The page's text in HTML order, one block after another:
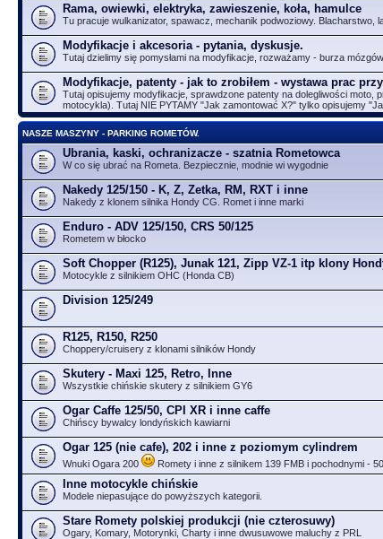
Rama, owiewki, elektryka, zawieszenie, koła, hamulce
Tu pracuje wulkanizator, spawacz, mechanik podwoziowy. Blacharstwo,
Modyfikacje i akcesoria - pytania, dyskusje.
Tutaj dzielimy się pomysłami na modyfikacje, rozważamy - burza mózgów.
Modyfikacje, patenty - jak to zrobiłem - wystawa prac
Tutaj opisujemy modyfikacje, sprawdzone patenty na dolegliwości moto,
motocykla). Tutaj NIE PYTAMY "Jak zamontować X?" tylko opisujemy
NASZE MASZYNY - PARKING ROMETÓW.
Ubrania, kaski, ochranizacze - szatnia Rometowca
W co się ubrać na Rometa. Bezpiecznie, modnie wi wygodnie
Nakedy 125/150 - K, Z, Zetka, RM, RXT i inne
Nakedy z klonem silnika Hondy CG. Romet i inne marki
Enduro - ADV 125/150, CRS 50/125
Rometem w błocko
Soft Chopper (R125), Junak 121, Zipp VZ-1 itp klony
Motocykle z silnikiem OHC (Honda CB)
Division 125/249
R125, R150, R250
Choppery/cruisery z klonami silników Hondy
Skutery - Maxi 125, Retro, Inne
Wszystkie chińskie skutery z silnikiem GY6
Ogar Caffe 125/50, CPI XR i inne caffe
Chińscy bywalcy londyńskich kawiarni
Ogar 125 (nie cafe), 202 i inne z poziomym cylindrem
Wnuki Ogara 200 Romety i inne z silnikem 139 FMB i pochodnymi -
Inne motocykle chińskie
Modele niepasujące do powyższych kategorii.
Stare Romety polskiej produkcji (nie czterosuwy)
Ogary, Komary, Motorynki, Charty i inne dwusuwowe maluchy z PRL